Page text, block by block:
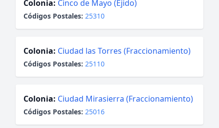
Colonia: Cinco de Mayo (Ejido)
Códigos Postales: 25310
Colonia: Ciudad las Torres (Fraccionamiento)
Códigos Postales: 25110
Colonia: Ciudad Mirasierra (Fraccionamiento)
Códigos Postales: 25016